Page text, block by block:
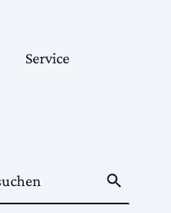
Service